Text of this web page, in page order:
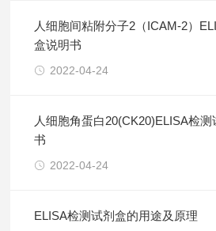
人细胞间粘附分子2（ICAM-2）
盒说明书
2022-04-24
人细胞角蛋白20(CK20)ELISA检测
书
2022-04-24
ELISA检测试剂盒的用途及原理